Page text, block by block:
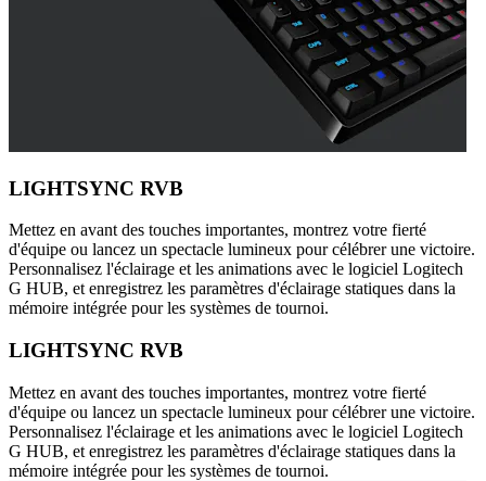
LIGHTSYNC RVB
Mettez en avant des touches importantes, montrez votre fierté
d'équipe ou lancez un spectacle lumineux pour célébrer une victoire.
Personnalisez l'éclairage et les animations avec le logiciel Logitech
G HUB, et enregistrez les paramètres d'éclairage statiques dans la
mémoire intégrée pour les systèmes de tournoi.
LIGHTSYNC RVB
Mettez en avant des touches importantes, montrez votre fierté
d'équipe ou lancez un spectacle lumineux pour célébrer une victoire.
Personnalisez l'éclairage et les animations avec le logiciel Logitech
G HUB, et enregistrez les paramètres d'éclairage statiques dans la
mémoire intégrée pour les systèmes de tournoi.